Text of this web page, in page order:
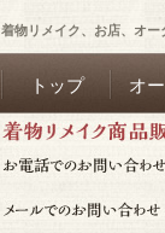
着物リメイク、お店、オ
トップ オ